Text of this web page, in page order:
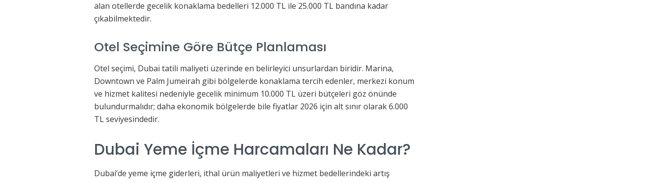
alan otellerde gecelik konaklama bedelleri 12.000 TL ile 25.000 TL bandına kadar
çıkabilmektedir.
Otel Seçimine Göre Bütçe Planlaması
Otel seçimi, Dubai tatili maliyeti üzerinde en belirleyici unsurlardan biridir. Marina,
Downtown ve Palm Jumeirah gibi bölgelerde konaklama tercih edenler, merkezi konum
ve hizmet kalitesi nedeniyle gecelik minimum 10.000 TL üzeri bütçeleri göz önünde
bulundurmalıdır; daha ekonomik bölgelerde bile fiyatlar 2026 için alt sınır olarak 6.000
TL seviyesindedir.
Dubai Yeme İçme Harcamaları Ne Kadar?
Dubai’de yeme içme giderleri, ithal ürün maliyetleri ve hizmet bedellerindeki artış